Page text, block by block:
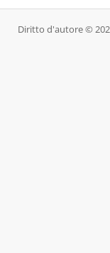
Diritto d'autore ©